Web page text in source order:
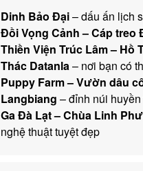
Dinh Bảo Đại– dấu ấn lịch
Đồi Vọng Cảnh – Cáp treo
Thiền Viện Trúc Lâm – Hồ
Thác Datanla – nơi bạn có
Puppy Farm – Vườn dâu
Langbiang – đỉnh núi
Ga Đà Lạt – Chùa Linh
nghệ thuật tuyệt đẹp